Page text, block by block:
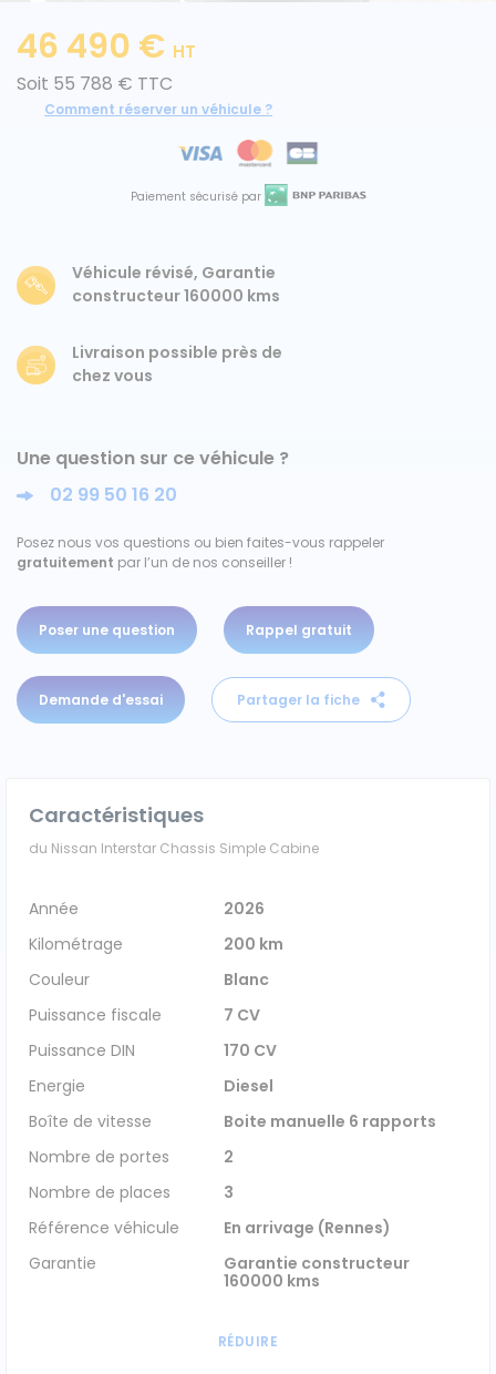
Minibus
Fiat
Isuzu
Maxus
Nissan
Renault
Volkswagen
Véhicules 0 km
Tous les véhicules
Réservation véhicule
Financement utilitaire
46 490 € HT
Soit 55 788 € TTC
Comment réserver un véhicule ?
Paiement sécurisé par
Véhicule révisé, Garantie
constructeur 160000 kms
Livraison possible près de
chez vous
Une question sur ce véhicule ?
02 99 50 16 20
Posez nous vos questions ou bien faites-vous rappeler
gratuitement par l’un de nos conseiller !
Poser une question Rappel gratuit
Demande d'essai Partager la fiche
Caractéristiques
du Nissan Interstar Chassis Simple Cabine
Année
2026
Kilométrage
200 km
Couleur
Blanc
Puissance fiscale
7 CV
Puissance DIN
170 CV
Energie
Diesel
Boîte de vitesse
Boite manuelle 6 rapports
Nombre de portes
2
Nombre de places
3
Référence véhicule
En arrivage (Rennes)
Garantie
Garantie constructeur
160000 kms